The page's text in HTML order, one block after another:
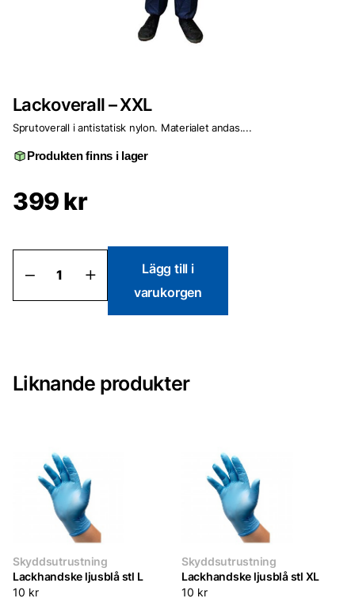
Lackoverall – XXL
Sprutoverall i antistatisk nylon. Materialet andas....
Produkten finns i lager
399kr
Lackoverall
XXL
Lägg till i
varukorgen
Liknande produkter
Skyddsutrustning
Lackhandske ljusblå stl L
10 kr
Skyddsutrustning
Lackhandske ljusblå stl XL
10 kr